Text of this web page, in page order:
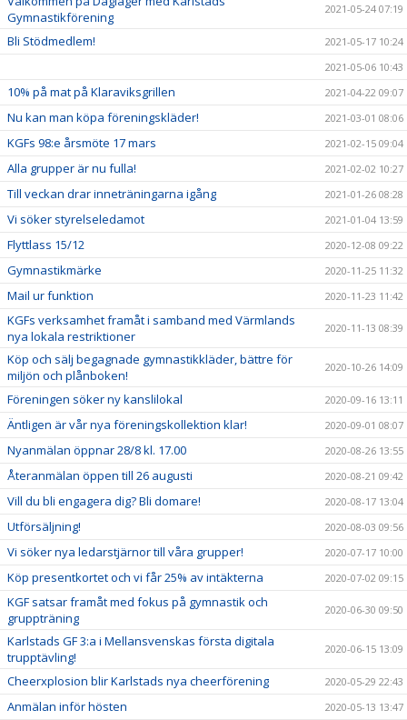
Gymnastikförening
2021-05-24 07:19
Bli Stödmedlem!
2021-05-17 10:24
2021-05-06 10:43
10% på mat på Klaraviksgrillen 2021-04-22 09:07
Nu kan man köpa föreningskläder! 2021-03-01 08:06
KGFs 98:e årsmöte 17 mars 2021-02-15 09:04
Alla grupper är nu fulla! 2021-02-02 10:27
Till veckan drar inneträningarna igång 2021-01-26 08:28
Vi söker styrelseledamot 2021-01-04 13:59
Flyttlass 15/12 2020-12-08 09:22
Gymnastikmärke 2020-11-25 11:32
Mail ur funktion 2020-11-23 11:42
KGFs verksamhet framåt i samband med Värmlands
nya lokala restriktioner
2020-11-13 08:39
Köp och sälj begagnade gymnastikkläder, bättre för
miljön och plånboken!
2020-10-26 14:09
Föreningen söker ny kanslilokal 2020-09-16 13:11
Äntligen är vår nya föreningskollektion klar! 2020-09-01 08:07
Nyanmälan öppnar 28/8 kl. 17.00 2020-08-26 13:55
Återanmälan öppen till 26 augusti 2020-08-21 09:42
Vill du bli engagera dig? Bli domare! 2020-08-17 13:04
Utförsäljning! 2020-08-03 09:56
Vi söker nya ledarstjärnor till våra grupper! 2020-07-17 10:00
Köp presentkortet och vi får 25% av intäkterna 2020-07-02 09:15
KGF satsar framåt med fokus på gymnastik och
gruppträning
2020-06-30 09:50
Karlstads GF 3:a i Mellansvenskas första digitala
trupptävling!
2020-06-15 13:09
Cheerxplosion blir Karlstads nya cheerförening 2020-05-29 22:43
Anmälan inför hösten 2020-05-13 13:47